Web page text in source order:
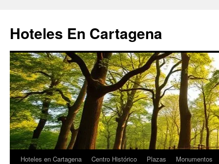
contenido
Hoteles En Cartagena
Hoteles en Cartagena Centro Histórico Plazas Monumentos